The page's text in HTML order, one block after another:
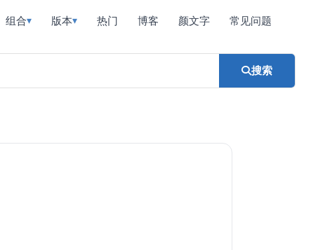
组合▾ 版本▾ 热门 博客 颜文字 常见问题
搜索